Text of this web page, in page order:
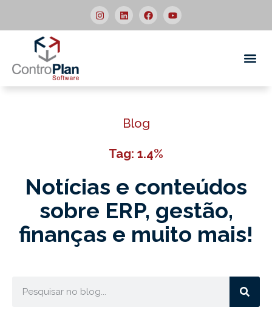
Blog
Tag: 1.4%
Notícias e conteúdos
sobre ERP, gestão,
finanças e muito mais!